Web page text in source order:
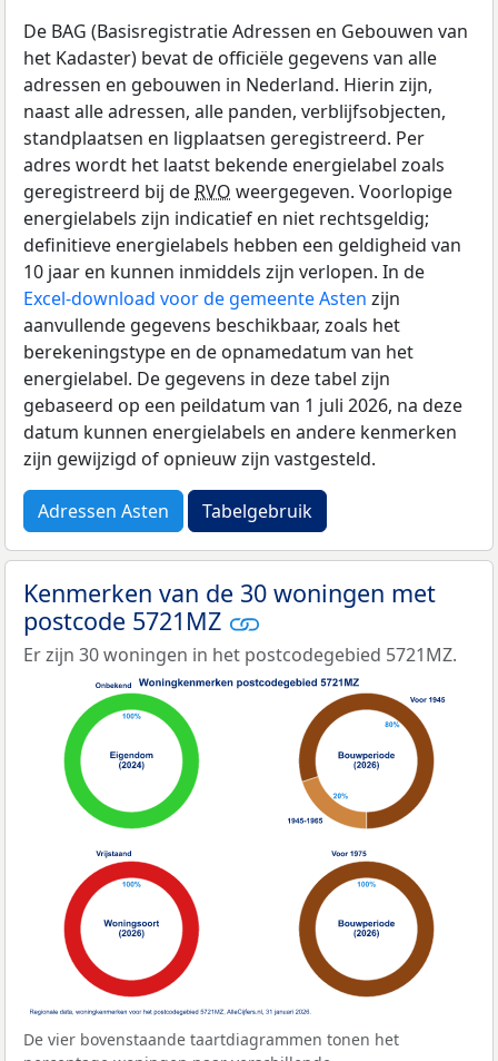
De BAG (Basisregistratie Adressen en Gebouwen van
het Kadaster) bevat de officiële gegevens van alle
adressen en gebouwen in Nederland. Hierin zijn,
naast alle adressen, alle panden, verblijfsobjecten,
standplaatsen en ligplaatsen geregistreerd. Per
adres wordt het laatst bekende energielabel zoals
geregistreerd bij de RVO weergegeven. Voorlopige
energielabels zijn indicatief en niet rechtsgeldig;
definitieve energielabels hebben een geldigheid van
10 jaar en kunnen inmiddels zijn verlopen. In de
Excel-download voor de gemeente Asten zijn
aanvullende gegevens beschikbaar, zoals het
berekeningstype en de opnamedatum van het
energielabel. De gegevens in deze tabel zijn
gebaseerd op een peildatum van 1 juli 2026, na deze
datum kunnen energielabels en andere kenmerken
zijn gewijzigd of opnieuw zijn vastgesteld.
Adressen Asten Tabelgebruik
Kenmerken van de 30 woningen met
postcode 5721MZ
Er zijn 30 woningen in het postcodegebied 5721MZ.
De vier bovenstaande taartdiagrammen tonen het